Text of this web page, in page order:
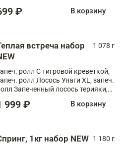
₽ В корзину
встреча набор
1 078 г
ролл С тигровой креветкой,
ролл Лосось Унаги XL, запеч.
Запеченный лосось терияки,
999 ₽ В корзину
1кг набор NEW 1 180 г